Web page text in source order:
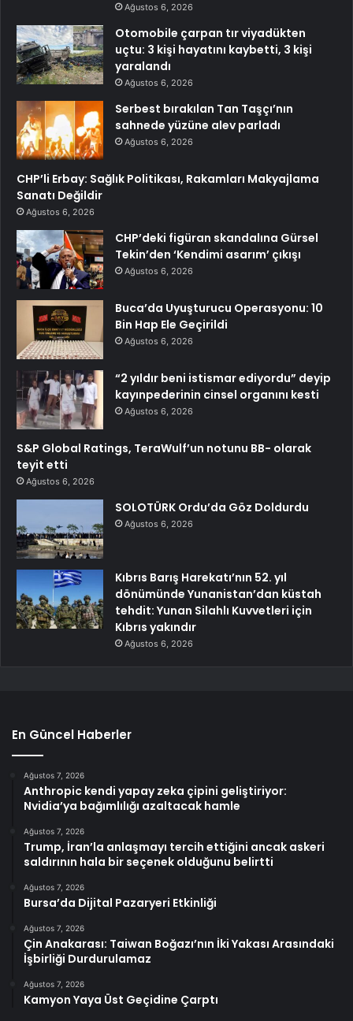
Ağustos 6, 2026
Otomobile çarpan tır viyadükten
uçtu: 3 kişi hayatını kaybetti, 3 kişi
yaralandı
Ağustos 6, 2026
Serbest bırakılan Tan Taşçı’nın
sahnede yüzüne alev parladı
Ağustos 6, 2026
CHP’li Erbay: Sağlık Politikası, Rakamları Makyajlama
Sanatı Değildir
Ağustos 6, 2026
CHP’deki figüran skandalına Gürsel
Tekin’den ‘Kendimi asarım’ çıkışı
Ağustos 6, 2026
Buca’da Uyuşturucu Operasyonu: 10
Bin Hap Ele Geçirildi
Ağustos 6, 2026
“2 yıldır beni istismar ediyordu” deyip
kayınpederinin cinsel organını kesti
Ağustos 6, 2026
S&P Global Ratings, TeraWulf’un notunu BB- olarak
teyit etti
Ağustos 6, 2026
SOLOTÜRK Ordu’da Göz Doldurdu
Ağustos 6, 2026
Kıbrıs Barış Harekatı’nın 52. yıl
dönümünde Yunanistan’dan küstah
tehdit: Yunan Silahlı Kuvvetleri için
Kıbrıs yakındır
Ağustos 6, 2026
En Güncel Haberler
Ağustos 7, 2026
Anthropic kendi yapay zeka çipini geliştiriyor:
Nvidia’ya bağımlılığı azaltacak hamle
Ağustos 7, 2026
Trump, İran’la anlaşmayı tercih ettiğini ancak askeri
saldırının hala bir seçenek olduğunu belirtti
Ağustos 7, 2026
Bursa’da Dijital Pazaryeri Etkinliği
Ağustos 7, 2026
Çin Anakarası: Taiwan Boğazı’nın İki Yakası Arasındaki
İşbirliği Durdurulamaz
Ağustos 7, 2026
Kamyon Yaya Üst Geçidine Çarptı